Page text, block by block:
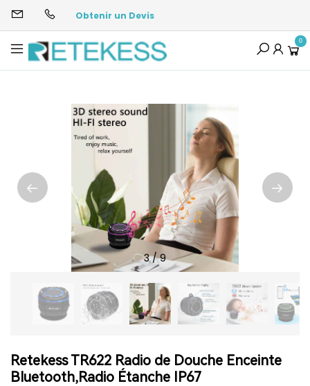
Obtenir un Devis
0
3/9
Retekess TR622 Radio de Douche Enceinte
Bluetooth,Radio Étanche IP67